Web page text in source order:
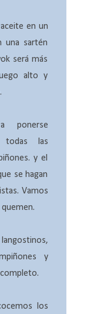
en un
una sartén
será más
alto y
ponerse
todas las
y el
se hagan
Vamos
y
los